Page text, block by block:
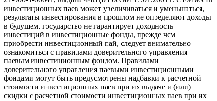
инвестиционных паев может увеличиваться и уменьшаться,
результаты инвестирования в прошлом не определяют доходы
в будущем, государство не гарантирует доходность
инвестиций в инвестиционные фонды, прежде чем
приобрести инвестиционный пай, следует внимательно
ознакомиться с правилами доверительного управления
паевым инвестиционным фондом. Правилами
доверительного управления паевыми инвестиционными
фондами могут быть предусмотрены надбавки к расчетной
стоимости инвестиционных паев при их выдаче и (или)
скидки с расчетной стоимости инвестиционных паев при их